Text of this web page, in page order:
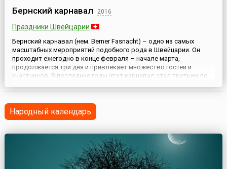
Бернский карнавал 2016
Праздники Швейцарии
Бернский карнавал (нем. Berner Fasnacht) – одно из самых
масштабных мероприятий подобного рода в Швейцарии. Он
проходит ежегодно в конце февраля – начале марта,
продолжается три дня и привлекает множество гостей и
участников. В последние годы этот карнавал стал третьим по
ежегодно посещает более 50 тысяч человек.Согласно
историческим докумен...
Народный календарь